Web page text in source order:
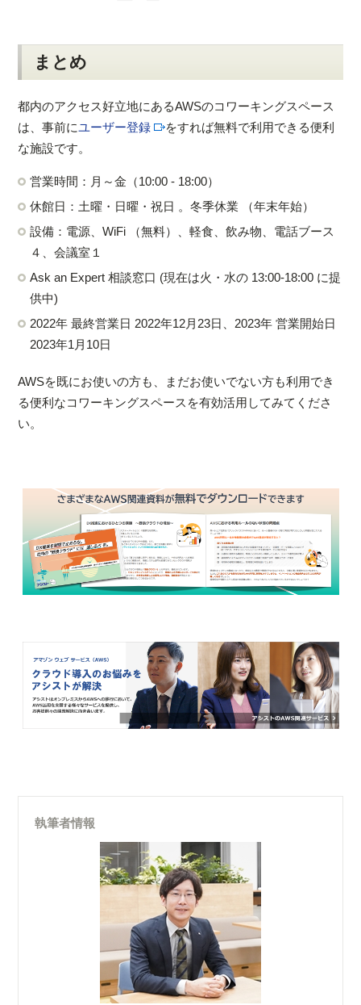
まとめ
都内のアクセス好立地にあるAWSのコワーキングスペース
は、事前にユーザー登録
をすれば無料で利用できる便利
な施設です。
営業時間：月～金（10:00 - 18:00）
休館日：土曜・日曜・祝日 。冬季休業 （年末年始）
設備：電源、WiFi （無料）、軽食、飲み物、電話ブース
４、会議室１
Ask an Expert 相談窓口 (現在は火・水の 13:00-18:00 に提
供中)
2022年 最終営業日 2022年12月23日、2023年 営業開始日
2023年1月10日
AWSを既にお使いの方も、まだお使いでない方も利用でき
る便利なコワーキングスペースを有効活用してみてくださ
い。
執筆者情報